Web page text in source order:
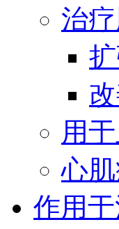
治
用
心
作用